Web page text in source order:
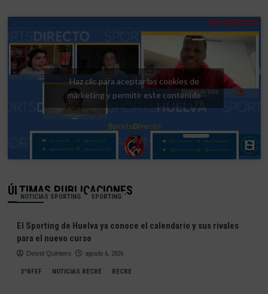
Haz clic para aceptar las cookies de
márketing y permitir este contenido
ÚLTIMAS PUBLICACIONES
NOTICIAS SPORTING SPORTING
El Sporting de Huelva ya conoce el calendario y sus rivales
para el nuevo curso
Deivid Quintero agosto 6, 2026
3ªRFEF NOTICIAS RECRE RECRE